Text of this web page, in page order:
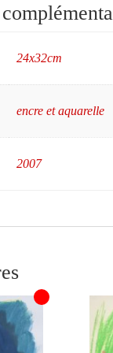
24x32cm
encre et aquarelle
2007